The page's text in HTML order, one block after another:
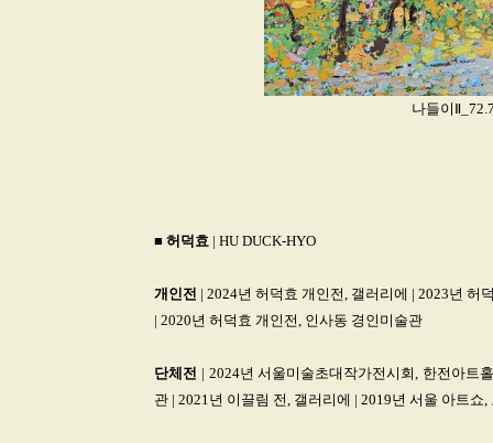
나들이
■ 허덕효 | HU DUCK-HYO
개인전 | 2024년 허덕효 개인전, 갤러리에 | 2023년 허
| 2020년 허덕효 개인전, 인사동 경인미술관
단체전 | 2024년 서울미술초대작가전시회, 한전아트
관 | 2021년 이끌림 전, 갤러리에 | 2019년 서울 아트쇼,